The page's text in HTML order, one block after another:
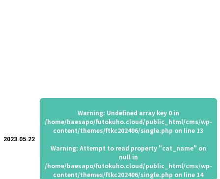
2023.05.22
Warning: Undefined array key 0 in
/home/baesapo/futokuho.cloud/public_html/cms/wp-
content/themes/ftkc202406/single.php on line 13
Warning: Attempt to read property "cat_name" on
null in
/home/baesapo/futokuho.cloud/public_html/cms/wp-
content/themes/ftkc202406/single.php on line 14